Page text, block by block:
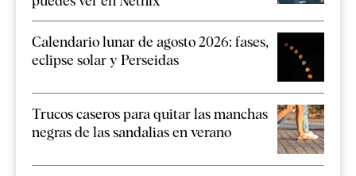
Calendario lunar de agosto 2026: fases,
eclipse solar y Perseidas
Trucos caseros para quitar las manchas
negras de las sandalias en verano